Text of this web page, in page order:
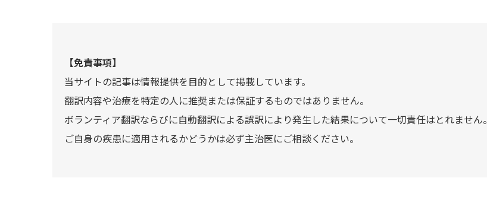
【免責事項】
当サイトの記事は情報提供を目的として掲載しています。
翻訳内容や治療を特定の人に推奨または保証するものではありません。
ボランティア翻訳ならびに自動翻訳による誤訳により発生した結果について一切責任はとれません。
ご自身の疾患に適用されるかどうかは必ず主治医にご相談ください。